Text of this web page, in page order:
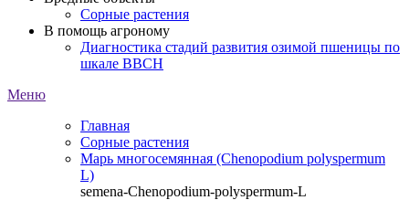
Сорные растения
В помощь агроному
Диагностика стадий развития озимой пшеницы по
шкале ВВСН
Меню
Главная
Сорные растения
Марь многосемянная (Chenopodium polyspermum
L)
semena-Chenopodium-polyspermum-L